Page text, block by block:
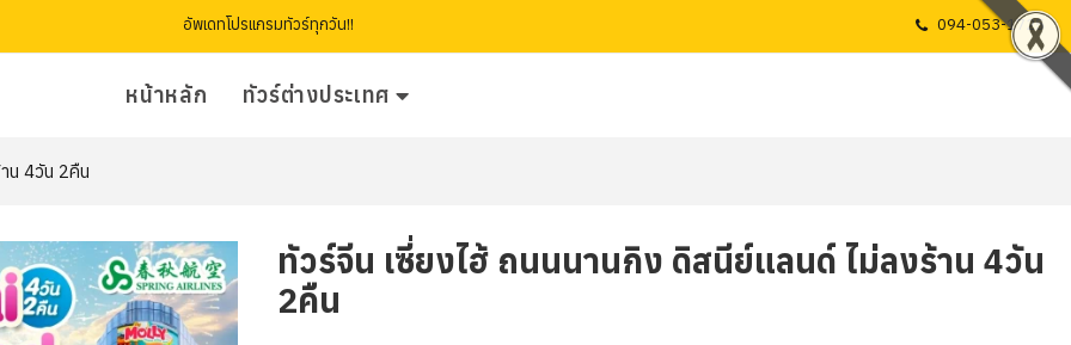
อัพเดทโปรแกรมทัวร์ทุกวัน!! 094-053-1725
หน้าหลัก ทัวร์ต่างประเทศ
น 4วัน 2คืน
ทัวร์จีน เซี่ยงไฮ้ ถนนนานกิง ดิสนีย์แลนด์ ไม่ลงร้าน 4วัน
2คืน